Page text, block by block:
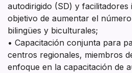
autodirigido (SD) y facilitadores
objetivo de aumentar el
bilingües y biculturales;
• Capacitación conjunta para
centros regionales, miembros
enfoque en la capacitación de